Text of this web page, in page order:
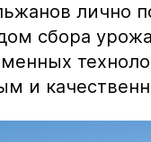
лично
сбора
и